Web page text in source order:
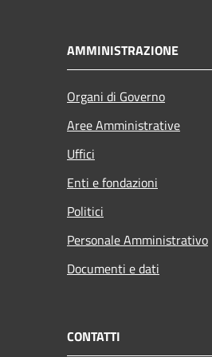
AMMINISTRAZIONE
Organi di Governo
Aree Amministrative
Uffici
Enti e fondazioni
Politici
Personale Amministrativo
Documenti e dati
CONTATTI